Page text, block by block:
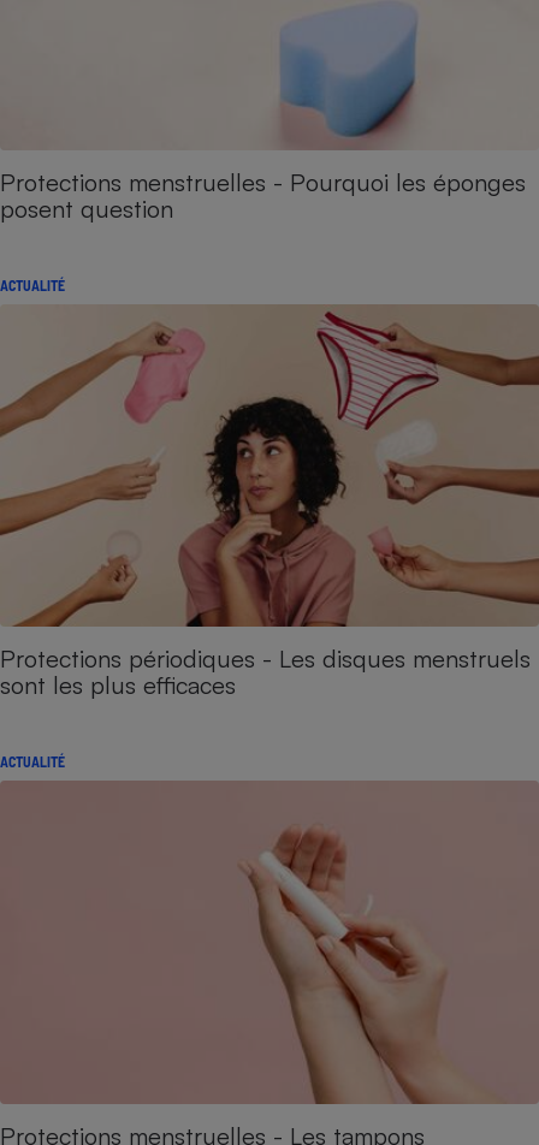
Protections menstruelles - Pourquoi les éponges
posent question
ACTUALITÉ
Protections périodiques - Les disques menstruels
sont les plus efficaces
ACTUALITÉ
Protections menstruelles - Les tampons